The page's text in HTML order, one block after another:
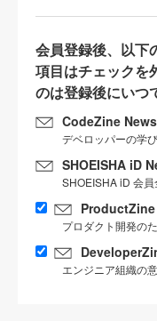
会員登録後、以下
項目はチェックを
のは登録後にいつ
CodeZine News
デベロッパーの学
SHOEISHA iD
SHOEISHA iD 会
プロダクト開発の
エンジニア組織の